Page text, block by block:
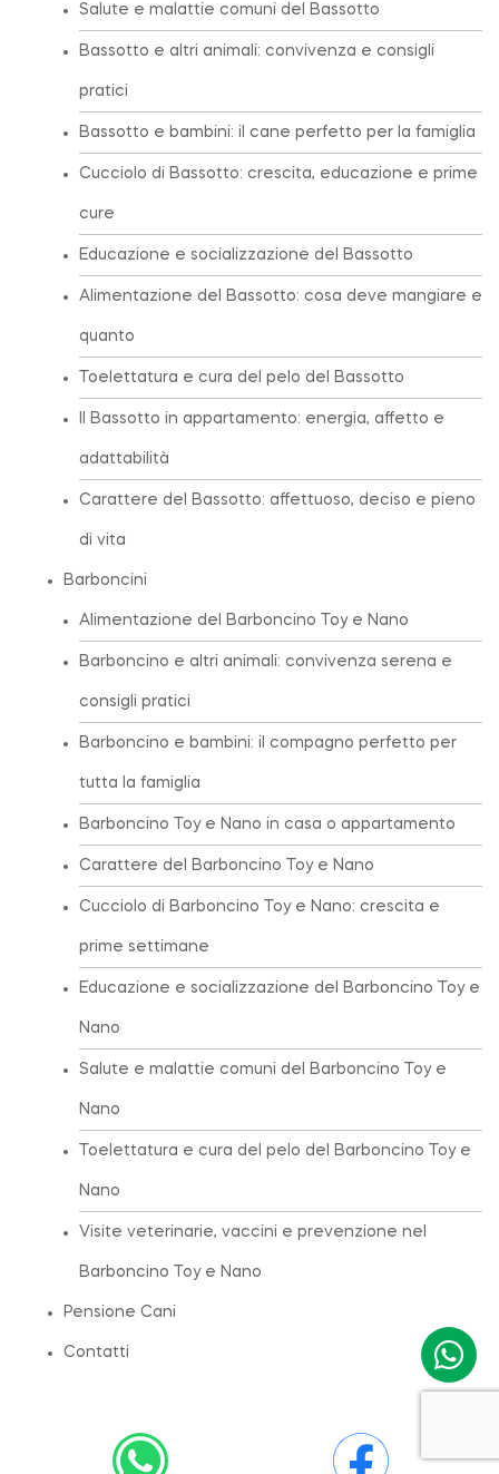
Salute e malattie comuni del Bassotto
Bassotto e altri animali: convivenza e consigli
pratici
Bassotto e bambini: il cane perfetto per la famiglia
Cucciolo di Bassotto: crescita, educazione e prime
cure
Educazione e socializzazione del Bassotto
Alimentazione del Bassotto: cosa deve mangiare e
quanto
Toelettatura e cura del pelo del Bassotto
Il Bassotto in appartamento: energia, affetto e
adattabilità
Carattere del Bassotto: affettuoso, deciso e pieno
di vita
Barboncini
Alimentazione del Barboncino Toy e Nano
Barboncino e altri animali: convivenza serena e
consigli pratici
Barboncino e bambini: il compagno perfetto per
tutta la famiglia
Barboncino Toy e Nano in casa o appartamento
Carattere del Barboncino Toy e Nano
Cucciolo di Barboncino Toy e Nano: crescita e
prime settimane
Educazione e socializzazione del Barboncino Toy e
Nano
Salute e malattie comuni del Barboncino Toy e
Nano
Toelettatura e cura del pelo del Barboncino Toy e
Nano
Visite veterinarie, vaccini e prevenzione nel
Barboncino Toy e Nano
Pensione Cani
Contatti